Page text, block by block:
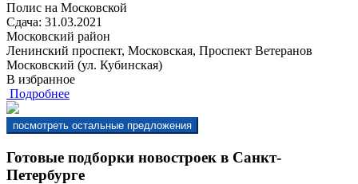
Полис на Московской
Сдача: 31.03.2021
Московский район
Ленинский проспект, Московская, Проспект Ветеранов
Московский (ул. Кубинская)
В избранное
Подробнее
Готовые подборки новостроек в Санкт-
Петербурге